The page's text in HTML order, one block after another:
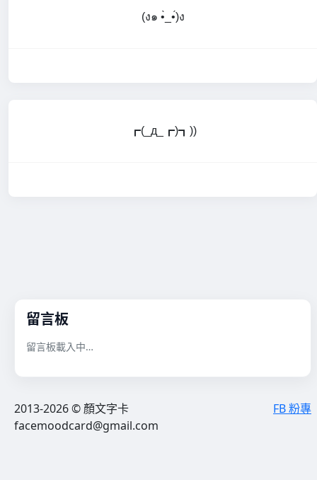
(ง๑ •̀_•́)ง
┏(_д_┏)┓))
留言板
留言板載入中…
2013-2026 © 顏文字卡
facemoodcard@gmail.com
FB 粉專